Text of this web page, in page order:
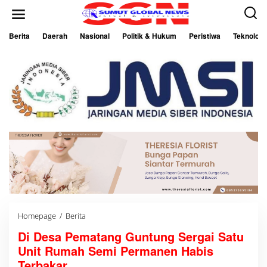
Berita Daerah Nasional Politik & Hukum Peristiwa Teknologi
Homepage / Berita
D
e
s
Di Desa Pematang Guntung Sergai Satu
Unit Rumah Semi Permanen Habis